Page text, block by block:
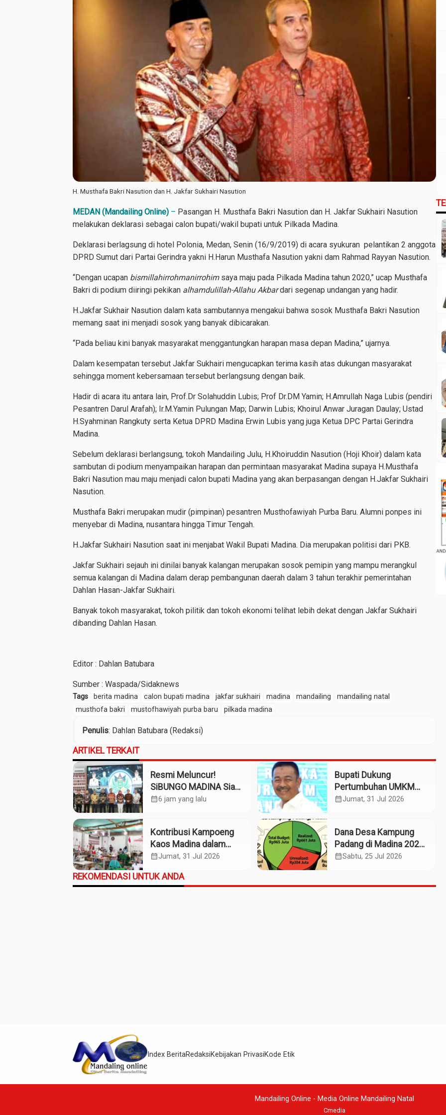
H. Musthafa Bakri Nasution dan H. Jakfar Sukhairi Nasution
MEDAN (Mandailing Online) – Pasangan H. Musthafa Bakri Nasution dan H. Jakfar Sukhairi Nasution
melakukan deklarasi sebagai calon bupati/wakil bupati untuk Pilkada Madina.
Deklarasi berlagsung di hotel Polonia, Medan, Senin (16/9/2019) di acara syukuran pelantikan 2 anggota
DPRD Sumut dari Partai Gerindra yakni H.Harun Musthafa Nasution yakni dam Rahmad Rayyan Nasution.
“Dengan ucapan bismillahirrohmanirrohimsaya maju pada Pilkada Madina tahun 2020,” ucap Musthafa
Bakri di podium diiringi pekikan alhamdulillah-Allahu Akbardari segenap undangan yang hadir.
H.Jakfar Sukhair Nasution dalam kata sambutannya mengakui bahwa sosok Musthafa Bakri Nasution
memang saat ini menjadi sosok yang banyak dibicarakan.
“Pada beliau kini banyak masyarakat menggantungkan harapan masa depan Madina,” ujarnya.
Dalam kesempatan tersebut Jakfar Sukhairi mengucapkan terima kasih atas dukungan masyarakat
sehingga moment kebersamaan tersebut berlangsung dengan baik.
Hadir di acara itu antara lain, Prof.Dr Solahuddin Lubis; Prof Dr.DM Yamin; H.Amrullah Naga Lubis (pendiri
Pesantren Darul Arafah); Ir.M.Yamin Pulungan Map; Darwin Lubis; Khoirul Anwar Juragan Daulay; Ustad
H.Syahminan Rangkuty serta Ketua DPRD Madina Erwin Lubis yang juga Ketua DPC Partai Gerindra
Madina.
Sebelum deklarasi berlangsung, tokoh Mandailing Julu, H.Khoiruddin Nasution (Hoji Khoir) dalam kata
sambutan di podium menyampaikan harapan dan permintaan masyarakat Madina supaya H.Musthafa
Bakri Nasution mau maju menjadi calon bupati Madina yang akan berpasangan dengan H.Jakfar Sukhairi
Nasution.
Musthafa Bakri merupakan mudir (pimpinan) pesantren Musthofawiyah Purba Baru. Alumni ponpes ini
menyebar di Madina, nusantara hingga Timur Tengah.
H.Jakfar Sukhairi Nasution saat ini menjabat Wakil Bupati Madina. Dia merupakan politisi dari PKB.
Jakfar Sukhairi sejauh ini dinilai banyak kalangan merupakan sosok pemipin yang mampu merangkul
semua kalangan di Madina dalam derap pembangunan daerah dalam 3 tahun terakhir pemerintahan
Dahlan Hasan-Jakfar Sukhairi.
Banyak tokoh masyarakat, tokoh pilitik dan tokoh ekonomi telihat lebih dekat dengan Jakfar Sukhairi
dibanding Dahlan Hasan.
Editor : Dahlan Batubara
Sumber : Waspada/Sidaknews
Tags berita madina calon bupati madina jakfar sukhairi madina mandailing
mandailing natal
musthofa bakri
mustofhawiyah purba baru pilkada madina
Penulis: Dahlan Batubara (Redaksi)
ARTIKEL TERKAIT
Resmi Meluncur!
SiBUNGO MADINA Siap
Optimalkan Pendapatan
calendar_month6 jam yang lalu
Bupati Dukung
Pertumbuhan UMKM
Termasuk Kampoeng
calendar_monthJumat, 31 Jul 2026
Kontribusi Kampoeng
Kaos Madina dalam
Industri Budaya dan
calendar_monthJumat, 31 Jul 2026
Dana Desa Kampung
Padang di Madina 2025:
Pagu Rp965 Juta,
calendar_monthSabtu, 25 Jul 2026
REKOMENDASI UNTUK ANDA
Index BeritaRedaksiKebijakan PrivasiKode Etik
Mandailing Online - Media Online Mandailing Natal
Cmedia